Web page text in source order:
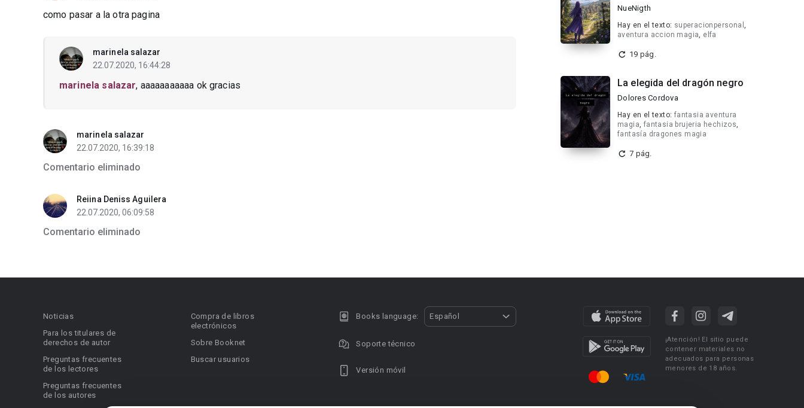
como pasar a la otra pagina
marinela salazar
22.07.2020, 16:44:28
marinela salazar, aaaaaaaaaaa ok gracias
marinela salazar
22.07.2020, 16:39:18
Comentario eliminado
Reiina Deniss Aguilera
22.07.2020, 06:09:58
Comentario eliminado
NueNigth
Hay en el texto: superacionpersonal,
aventura accion magia, elfa
19 pág.
La elegida del dragón negro
Dolores Cordova
Hay en el texto: fantasia aventura
magia, fantasia brujeria hechizos,
fantasía dragones magia
7 pág.
Noticias
Para los titulares de
derechos de autor
Preguntas frecuentes
de los lectores
Preguntas frecuentes
de los autores
Compra de libros
electrónicos
Sobre Booknet
Buscar usuarios
Books language: Español
Soporte técnico
Versión móvil
¡Atención! El sitio puede
contener materiales no
adecuados para personas
menores de 18 años.